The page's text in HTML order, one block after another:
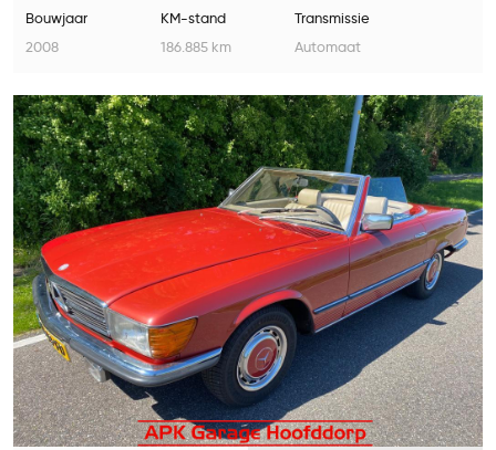
Bouwjaar
2008
KM-stand
186.885 km
Transmissie
Automaat